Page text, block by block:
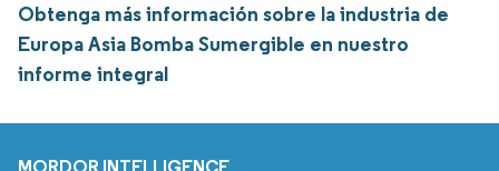
Obtenga más información sobre la industria de
Europa Asia Bomba Sumergible en nuestro
informe integral